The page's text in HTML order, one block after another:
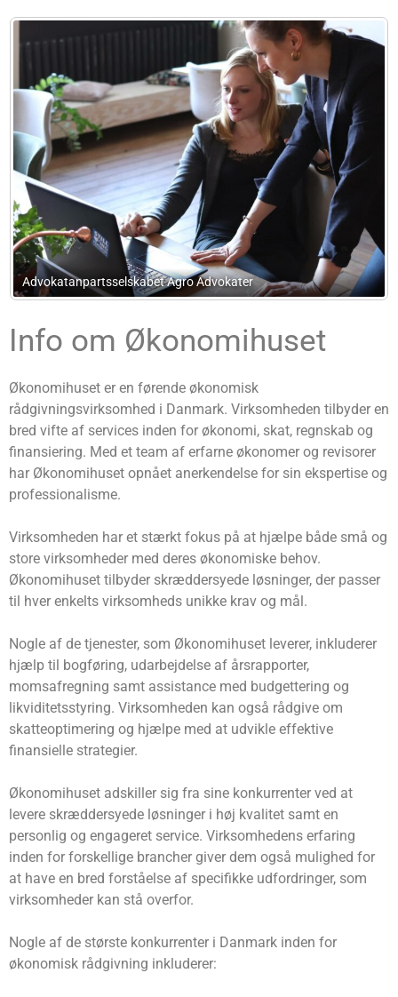
Revisor Tim Borup Nielsen
Info om Økonomihuset
Økonomihuset er en førende økonomisk
rådgivningsvirksomhed i Danmark. Virksomheden tilbyder en
bred vifte af services inden for økonomi, skat, regnskab og
finansiering. Med et team af erfarne økonomer og revisorer
har Økonomihuset opnået anerkendelse for sin ekspertise og
professionalisme.
Virksomheden har et stærkt fokus på at hjælpe både små og
store virksomheder med deres økonomiske behov.
Økonomihuset tilbyder skræddersyede løsninger, der passer
til hver enkelts virksomheds unikke krav og mål.
Nogle af de tjenester, som Økonomihuset leverer, inkluderer
hjælp til bogføring, udarbejdelse af årsrapporter,
momsafregning samt assistance med budgettering og
likviditetsstyring. Virksomheden kan også rådgive om
skatteoptimering og hjælpe med at udvikle effektive
finansielle strategier.
Økonomihuset adskiller sig fra sine konkurrenter ved at
levere skræddersyede løsninger i høj kvalitet samt en
personlig og engageret service. Virksomhedens erfaring
inden for forskellige brancher giver dem også mulighed for
at have en bred forståelse af specifikke udfordringer, som
virksomheder kan stå overfor.
Nogle af de største konkurrenter i Danmark inden for
økonomisk rådgivning inkluderer: